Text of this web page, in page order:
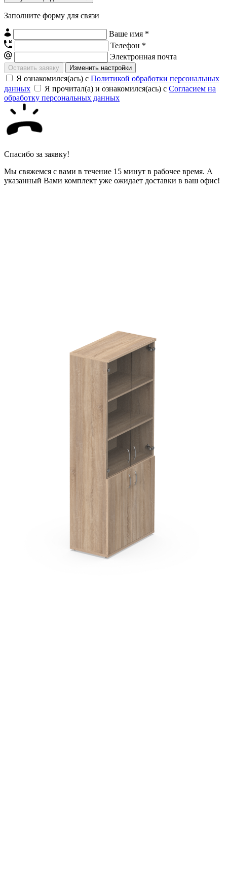
Заполните форму для связи
Ваше имя *
Телефон *
Электронная почта
Изменить настройки
Я ознакомился(ась) с Политикой обработки персональных
данных
Я прочитал(а) и ознакомился(ась) с Согласием на
обработку персональных данных
Спасибо за заявку!
Мы свяжемся с вами в течение 15 минут в рабочее время. А
указанный Вами комплект уже ожидает доставки в ваш офис!